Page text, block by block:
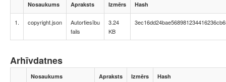
Nosaukums Apraksts Izmērs Hash
1. copyright.json
Autortiesību
fails
3.24
KB
Arhīvdatnes
Nosaukums Apraksts Izmērs Hash